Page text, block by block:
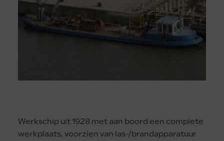
Werkschip uit 1928 met aan boord een complete
werkplaats, voorzien van las-/brandapparatuur